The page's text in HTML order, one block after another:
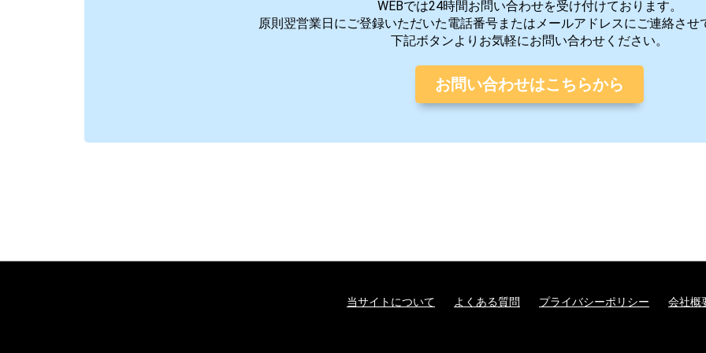
WEBでは24時間お問い合わせを受け付けております。
原則翌営業日にご登録いただいた電話番号またはメールアドレスにご連絡させ
下記ボタンよりお気軽にお問い合わせください。
お問い合わせはこちらから
当サイトについて よくある質問 プライバシーポリシー 会社概